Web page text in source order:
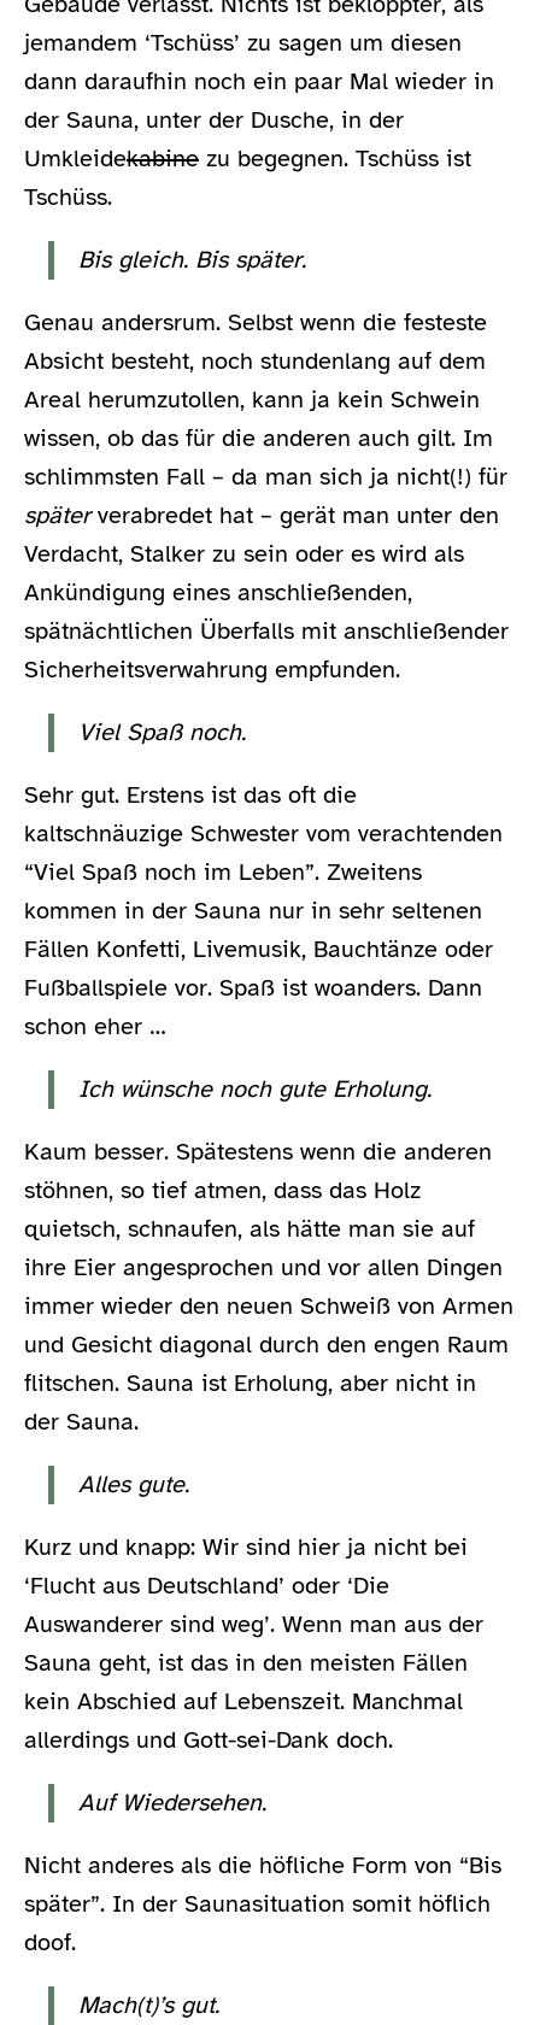
jemandem ‘Tschüss’ zu sagen um diesen
dann daraufhin noch ein paar Mal wieder in
der Sauna, unter der Dusche, in der
Umkleidekabine zu begegnen. Tschüss ist
Tschüss.
Bis gleich. Bis später.
Genau andersrum. Selbst wenn die festeste
Absicht besteht, noch stundenlang auf dem
Areal herumzutollen, kann ja kein Schwein
wissen, ob das für die anderen auch gilt. Im
schlimmsten Fall – da man sich ja nicht(!) für
späterverabredet hat – gerät man unter den
Verdacht, Stalker zu sein oder es wird als
Ankündigung eines anschließenden,
spätnächtlichen Überfalls mit anschließender
Sicherheitsverwahrung empfunden.
Viel Spaß noch.
Sehr gut. Erstens ist das oft die
kaltschnäuzige Schwester vom verachtenden
“Viel Spaß noch im Leben”. Zweitens
kommen in der Sauna nur in sehr seltenen
Fällen Konfetti, Livemusik, Bauchtänze oder
Fußballspiele vor. Spaß ist woanders. Dann
schon eher …
Ich wünsche noch gute Erholung.
Kaum besser. Spätestens wenn die anderen
stöhnen, so tief atmen, dass das Holz
quietsch, schnaufen, als hätte man sie auf
ihre Eier angesprochen und vor allen Dingen
immer wieder den neuen Schweiß von Armen
und Gesicht diagonal durch den engen Raum
flitschen. Sauna ist Erholung, aber nicht in
der Sauna.
Alles gute.
Kurz und knapp: Wir sind hier ja nicht bei
‘Flucht aus Deutschland’ oder ‘Die
Auswanderer sind weg’. Wenn man aus der
Sauna geht, ist das in den meisten Fällen
kein Abschied auf Lebenszeit. Manchmal
allerdings und Gott-sei-Dank doch.
Auf Wiedersehen.
Nicht anderes als die höfliche Form von “Bis
später”. In der Saunasituation somit höflich
doof.
Mach(t)’s gut.